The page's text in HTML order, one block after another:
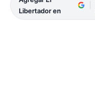
Libertador en